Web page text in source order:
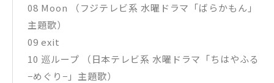
08 Moon （フジテレビ系 水曜ドラマ「ばらかもん」
主題歌）
09 exit
10 巡ループ （日本テレビ系 水曜ドラマ「ちはやふる
−めぐり−」主題歌）